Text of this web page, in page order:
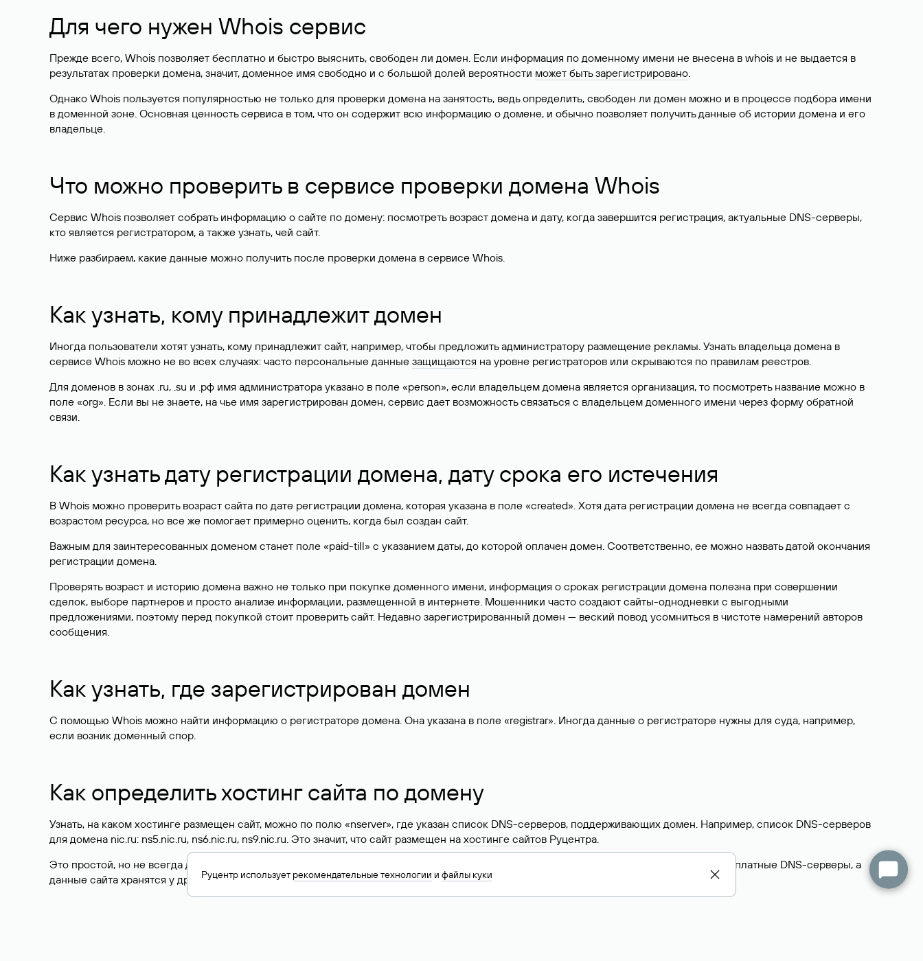
Для чего нужен Whois сервис
Прежде всего, Whois позволяет бесплатно и быстро выяснить, свободен ли домен. Если информация по доменному имени не внесена в whois и не выдается в
результатах проверки домена, значит, доменное имя свободно и с большой долей вероятности может быть зарегистрировано.
Однако Whois пользуется популярностью не только для проверки домена на занятость, ведь определить, свободен ли домен можно и в процессе подбора имени
в доменной зоне. Основная ценность сервиса в том, что он содержит всю информацию о домене, и обычно позволяет получить данные об истории домена и его
владельце.
Что можно проверить в сервисе проверки домена Whois
Сервис Whois позволяет собрать информацию о сайте по домену: посмотреть возраст домена и дату, когда завершится регистрация, актуальные DNS-серверы,
кто является регистратором, а также узнать, чей сайт.
Ниже разбираем, какие данные можно получить после проверки домена в сервисе Whois.
Как узнать, кому принадлежит домен
Иногда пользователи хотят узнать, кому принадлежит сайт, например, чтобы предложить администратору размещение рекламы. Узнать владельца домена в
сервисе Whois можно не во всех случаях: часто персональные данные защищаются на уровне регистраторов или скрываются по правилам реестров.
Для доменов в зонах .ru, .su и .рф имя администратора указано в поле «person», если владельцем домена является организация, то посмотреть название можно в
поле «org». Если вы не знаете, на чье имя зарегистрирован домен, сервис дает возможность связаться с владельцем доменного имени через форму обратной
связи.
Как узнать дату регистрации домена, дату срока его истечения
В Whois можно проверить возраст сайта по дате регистрации домена, которая указана в поле «created». Хотя дата регистрации домена не всегда совпадает с
возрастом ресурса, но все же помогает примерно оценить, когда был создан сайт.
Важным для заинтересованных доменом станет поле «paid-till» с указанием даты, до которой оплачен домен. Соответственно, ее можно назвать датой окончания
регистрации домена.
Проверять возраст и историю домена важно не только при покупке доменного имени, информация о сроках регистрации домена полезна при совершении
сделок, выборе партнеров и просто анализе информации, размещенной в интернете. Мошенники часто создают сайты-однодневки с выгодными
предложениями, поэтому перед покупкой стоит проверить сайт. Недавно зарегистрированный домен — веский повод усомниться в чистоте намерений авторов
сообщения.
Как узнать, где зарегистрирован домен
С помощью Whois можно найти информацию о регистраторе домена. Она указана в поле «registrar». Иногда данные о регистраторе нужны для суда, например,
если возник доменный спор.
Как определить хостинг сайта по домену
Узнать, на каком хостинге размещен сайт, можно по полю «nserver», где указан список DNS-серверов, поддерживающих домен. Например, список DNS-серверов
для домена nic.ru: ns5.nic.ru, ns6.nic.ru, ns9.nic.ru. Это значит, что сайт размещен на хостинге сайтов Руцентра.
Это простой, но не всегда достоверный способ узнать хостинг-провайдера сайта. Иногда владельцы сайтов делегируют домен на бесплатные DNS-серверы, а
данные сайта хранятся у другого хостинг-провайдера.
Руцентр использует рекомендательные технологии и файлы куки